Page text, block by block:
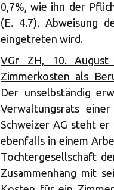
0,7%, wie ihn der
(E. 4.7). Abweisung
eingetreten wird.
VGr ZH, 10. August
Zimmerkosten als
Der unselbständig
Verwaltungsrats
Schweizer AG steht
ebenfalls in einem
Tochtergesellschaft
Zusammenhang mit